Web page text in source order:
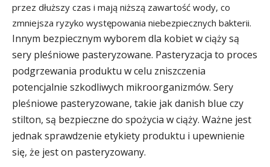
przez dłuższy czas i mają niższą zawartość wody, co
zmniejsza ryzyko występowania niebezpiecznych bakterii.
Innym bezpiecznym wyborem dla kobiet w ciąży są
sery pleśniowe pasteryzowane. Pasteryzacja to proces
podgrzewania produktu w celu zniszczenia
potencjalnie szkodliwych mikroorganizmów. Sery
pleśniowe pasteryzowane, takie jak danish blue czy
stilton, są bezpieczne do spożycia w ciąży. Ważne jest
jednak sprawdzenie etykiety produktu i upewnienie
się, że jest on pasteryzowany.